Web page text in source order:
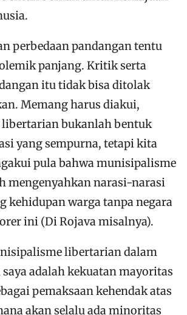
perbedaan pandangan tentu
panjang. Kritik serta
itu tidak bisa ditolak
Memang harus diakui,
bukanlah bentuk
yang sempurna, tetapi kita
pula bahwa munisipalisme
mengenyahkan narasi-narasi
kehidupan warga tanpa negara
ini (Di Rojava misalnya).
libertarian dalam
adalah kekuatan mayoritas
pemaksaan kehendak atas
akan selalu ada minoritas